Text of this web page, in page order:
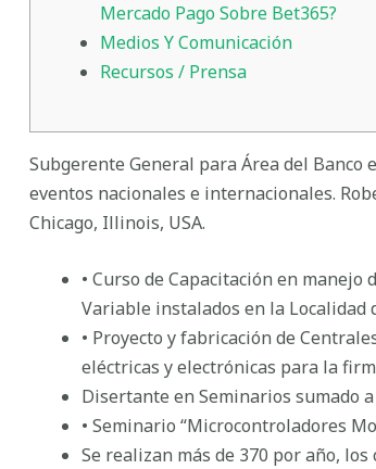
Mercado Pago Sobre Bet365?
Medios Y Comunicación
Recursos / Prensa
Subgerente General para Área del Banco
eventos nacionales e internacionales.
Chicago, Illinois, USA.
• Curso de Capacitación en
Variable instalados en la Localidad
• Proyecto y fabricación de
eléctricas y electrónicas para la
Disertante en Seminarios sumado
• Seminario “Microcontroladores
Se realizan más de 370 por año,